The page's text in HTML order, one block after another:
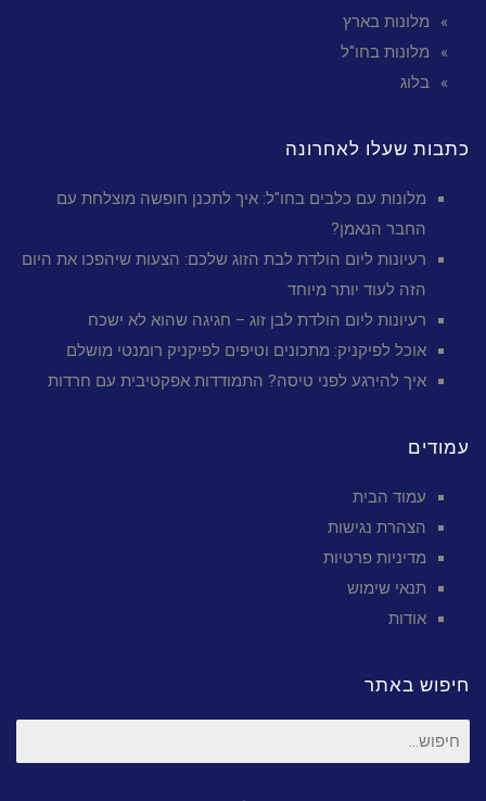
מלונות בארץ
מלונות בחו"ל
בלוג
כתבות שעלו לאחרונה
מלונות עם כלבים בחו"ל: איך לתכנן חופשה מוצלחת עם
החבר הנאמן?
רעיונות ליום הולדת לבת הזוג שלכם: הצעות שיהפכו את היום
הזה לעוד יותר מיוחד
רעיונות ליום הולדת לבן זוג – חגיגה שהוא לא ישכח
אוכל לפיקניק: מתכונים וטיפים לפיקניק רומנטי מושלם
איך להירגע לפני טיסה? התמודדות אפקטיבית עם חרדות
עמודים
עמוד הבית
הצהרת נגישות
מדיניות פרטיות
תנאי שימוש
אודות
חיפוש באתר
חיפוש
עבור: